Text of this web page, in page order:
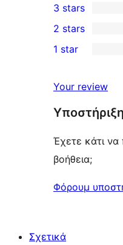
star
review
4-
star
reviews
0
3-
star
3 stars
2-
review
2 stars
star
reviews
1 star
Your review
Υποστήριξη
Έχετε κάτι να
βοήθεια;
Φόρουμ
Σχετικά